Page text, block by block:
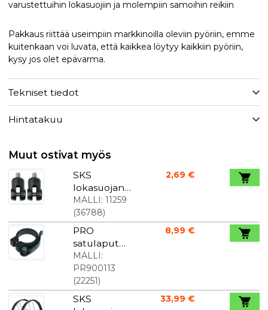
varustettuihin lokasuojiin ja molempiin samoihin reikiin
Pakkaus riittää useimpiin markkinoilla oleviin pyöriin, emme
kuitenkaan voi luvata, että kaikkea löytyy kaikkiin pyöriin,
kysy jos olet epävarma.
Tekniset tiedot
Hintatakuu
Muut ostivat myös
SKS
lokasuojan
sovitin
RockShox /
Suntour
MALLI: 11259
(36788)
2,69 €
PRO
satulaputke
n kiinnike
pikalukituks
ella 34,9
mm
MALLI:
PR900113
(22251)
8,99 €
SKS
33,99 €